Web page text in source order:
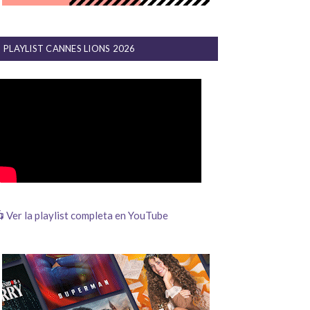
PLAYLIST CANNES LIONS 2026
Ver la playlist completa en YouTube